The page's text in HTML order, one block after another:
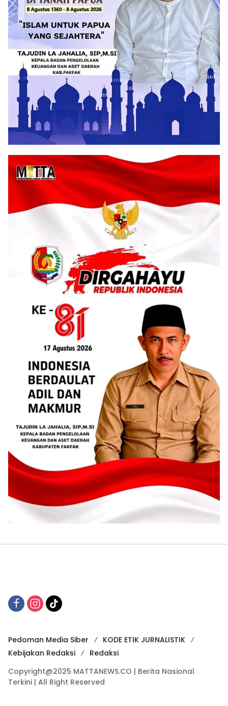
Pedoman Media Siber
KODE ETIK JURNALISTIK
Kebijakan Redaksi
Redaksi
Copyright@2025 MATTANEWS.CO | Berita Nasional
Terkini | All Right Reserved